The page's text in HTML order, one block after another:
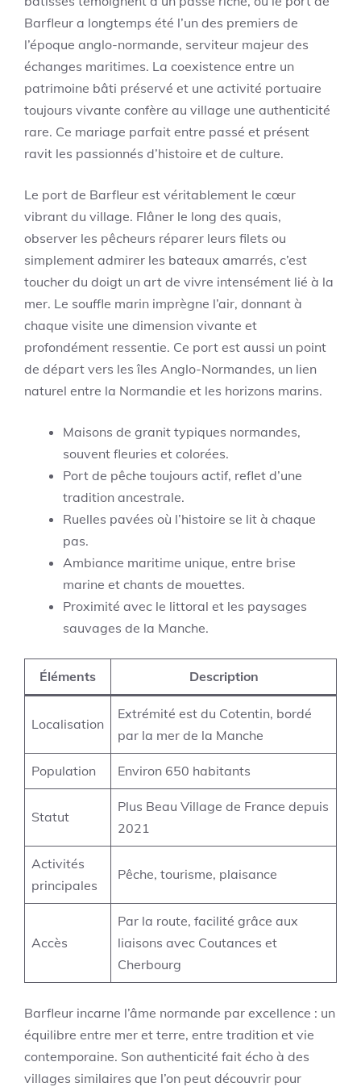
Barfleur a longtemps été l’un des premiers de
l’époque anglo-normande, serviteur majeur des
échanges maritimes. La coexistence entre un
patrimoine bâti préservé et une activité portuaire
toujours vivante confère au village une authenticité
rare. Ce mariage parfait entre passé et présent
ravit les passionnés d’histoire et de culture.
Le port de Barfleur est véritablement le cœur
vibrant du village. Flâner le long des quais,
observer les pêcheurs réparer leurs filets ou
simplement admirer les bateaux amarrés, c’est
toucher du doigt un art de vivre intensément lié à la
mer. Le souffle marin imprègne l’air, donnant à
chaque visite une dimension vivante et
profondément ressentie. Ce port est aussi un point
de départ vers les îles Anglo-Normandes, un lien
naturel entre la Normandie et les horizons marins.
Maisons de granit typiques normandes,
souvent fleuries et colorées.
Port de pêche toujours actif, reflet d’une
tradition ancestrale.
Ruelles pavées où l’histoire se lit à chaque
pas.
Ambiance maritime unique, entre brise
marine et chants de mouettes.
Proximité avec le littoral et les paysages
sauvages de la Manche.
Éléments Description
Localisation
Extrémité est du Cotentin, bordé
par la mer de la Manche
Population Environ 650 habitants
Statut
Plus Beau Village de France depuis
2021
Activités
principales
Pêche, tourisme, plaisance
Accès
Par la route, facilité grâce aux
liaisons avec Coutances et
Cherbourg
Barfleur incarne l’âme normande par excellence : un
équilibre entre mer et terre, entre tradition et vie
contemporaine. Son authenticité fait écho à des
villages similaires que l’on peut découvrir pour